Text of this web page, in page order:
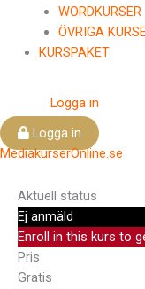
WORDKURSER
ÖVRIGA
KURSPAKET
Logga in
Logga in
MediakurserOnline.se
Aktuell status
Ej anmäld
Enroll in this kurs to
Pris
Gratis